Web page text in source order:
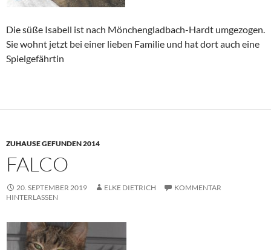
Die süße Isabell ist nach Mönchengladbach-Hardt umgezogen.
Sie wohnt jetzt bei einer lieben Familie und hat dort auch eine
Spielgefährtin
ZUHAUSE GEFUNDEN 2014
FALCO
20. SEPTEMBER 2019 ELKE DIETRICH
KOMMENTAR
HINTERLASSEN